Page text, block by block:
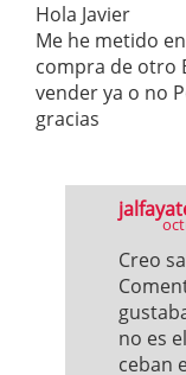
Hola Javier
Me he metido
compra de otro
vender ya o no
gracias
Creo
no es
ceban